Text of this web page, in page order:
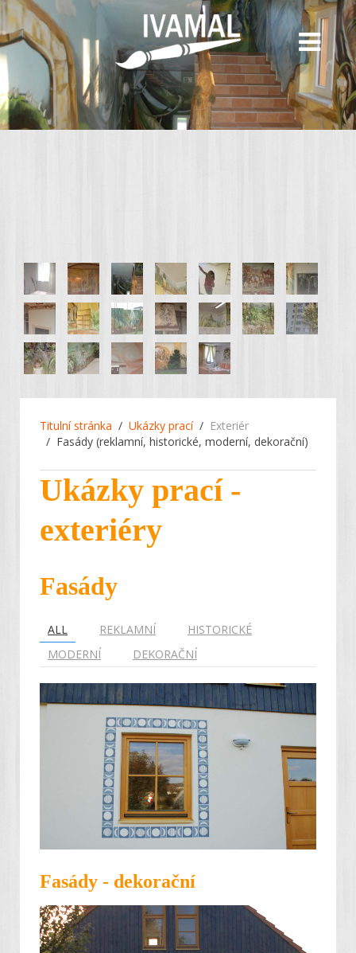
Titulní stránka Ukázky prací
Exteriér
Fasády (reklamní, historické, moderní, dekorační)
Ukázky prací -
exteriéry
Fasády
ALL REKLAMNÍ
HISTORICKÉ
MODERNÍ
DEKORAČNÍ
Fasády - dekorační